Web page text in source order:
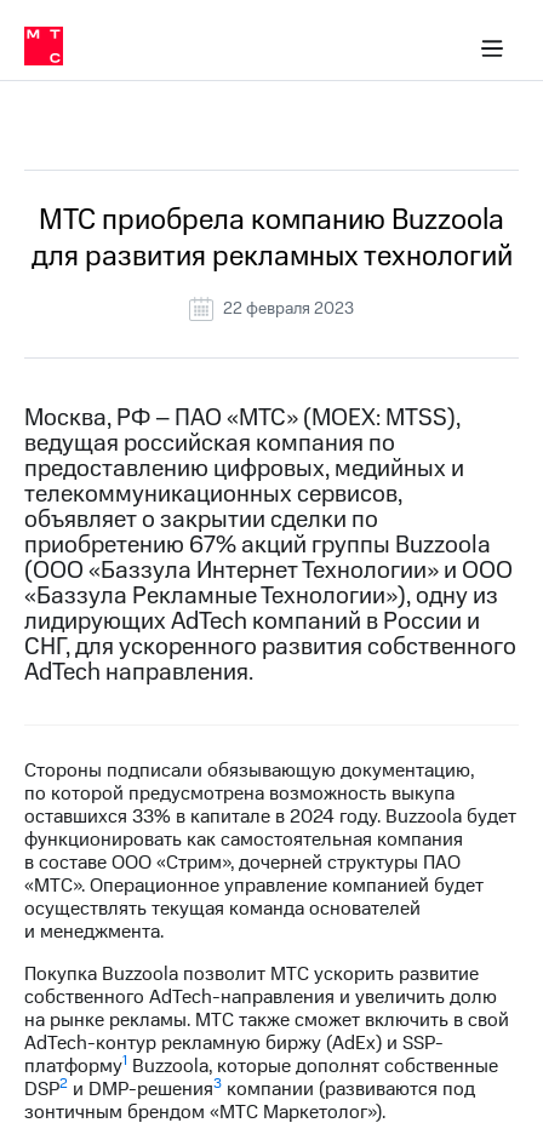
Медиа-центр
и акционерам
Устойчивое развитие
Комплаенс и деловая этика
компании
Карьера
История
компании
Руководство
Контакты
Медиа-центр
Пресс-
релизы
МТС
о технологиях
Достижения
отчетность
Контакты
Новости
в
регионе
Корпоративное
управление
Корпоративный
секретарь
Раскрытие
информации
в МТС
Пресс-
релизы
о технологиях
МТС приобрела компанию Buzzoola
для развития рекламных технологий
22 февраля 2023
Москва, РФ – ПАО «МТС» (MOEX: MTSS),
ведущая российская компания по
предоставлению цифровых, медийных и
телекоммуникационных сервисов,
объявляет о закрытии сделки по
приобретению 67% акций группы Buzzoola
(ООО «Баззула Интернет Технологии» и ООО
«Баззула Рекламные Технологии»), одну из
лидирующих AdTech компаний в России и
СНГ, для ускоренного развития собственного
AdTech направления.
Стороны подписали обязывающую документацию,
по которой предусмотрена возможность выкупа
оставшихся 33% в капитале в 2024 году. Buzzoola будет
функционировать как самостоятельная компания
в составе ООО «Стрим», дочерней структуры ПАО
«МТС». Операционное управление компанией будет
осуществлять текущая команда основателей
и менеджмента.
Покупка Buzzoola позволит МТС ускорить развитие
собственного AdTech-направления и увеличить долю
на рынке рекламы. МТС также сможет включить в свой
AdTech-контур рекламную биржу (AdEx) и SSP-
платформу1 Buzzoola, которые дополнят собственные
DSP2 и DMP-решения3 компании (развиваются под
зонтичным брендом «МТС Маркетолог»).